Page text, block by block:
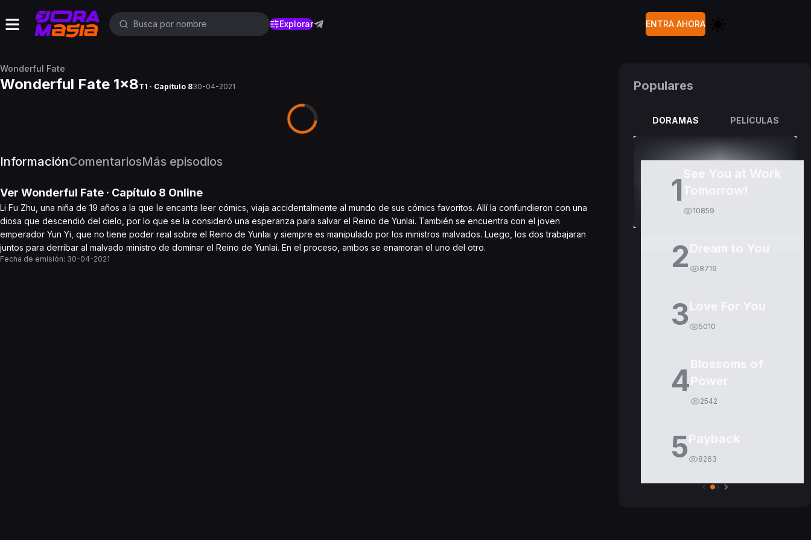
Explorar ENTRA AHORA
Wonderful Fate
Wonderful Fate 1x8T1 · Capítulo 830-04-2021
InformaciónComentariosMás episodios
Ver Wonderful Fate · Capítulo 8 Online
Li Fu Zhu, una niña de 19 años a la que le encanta leer cómics, viaja accidentalmente al mundo de sus cómics favoritos. Allí la confundieron con una
diosa que descendió del cielo, por lo que se la consideró una esperanza para salvar el Reino de Yunlai. También se encuentra con el joven
emperador Yun Yi, que no tiene poder real sobre el Reino de Yunlai y siempre es manipulado por los ministros malvados. Luego, los dos trabajaran
juntos para derribar al malvado ministro de dominar el Reino de Yunlai. En el proceso, ambos se enamoran el uno del otro.
Fecha de emisión: 30-04-2021
Populares
DORAMAS PELÍCULAS
1
10859
2 8719
3 5010
4
2542
5 8263